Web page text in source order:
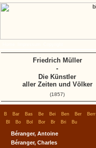
B Bar Bas Be Bei Ben Ber Berr
Bl Bo Bol Bor Br Bri Bu
Béranger, Antoine
Béranger, Charles
Friedrich Müller
-
Die Künstler
aller Zeiten und Völker
(1857)